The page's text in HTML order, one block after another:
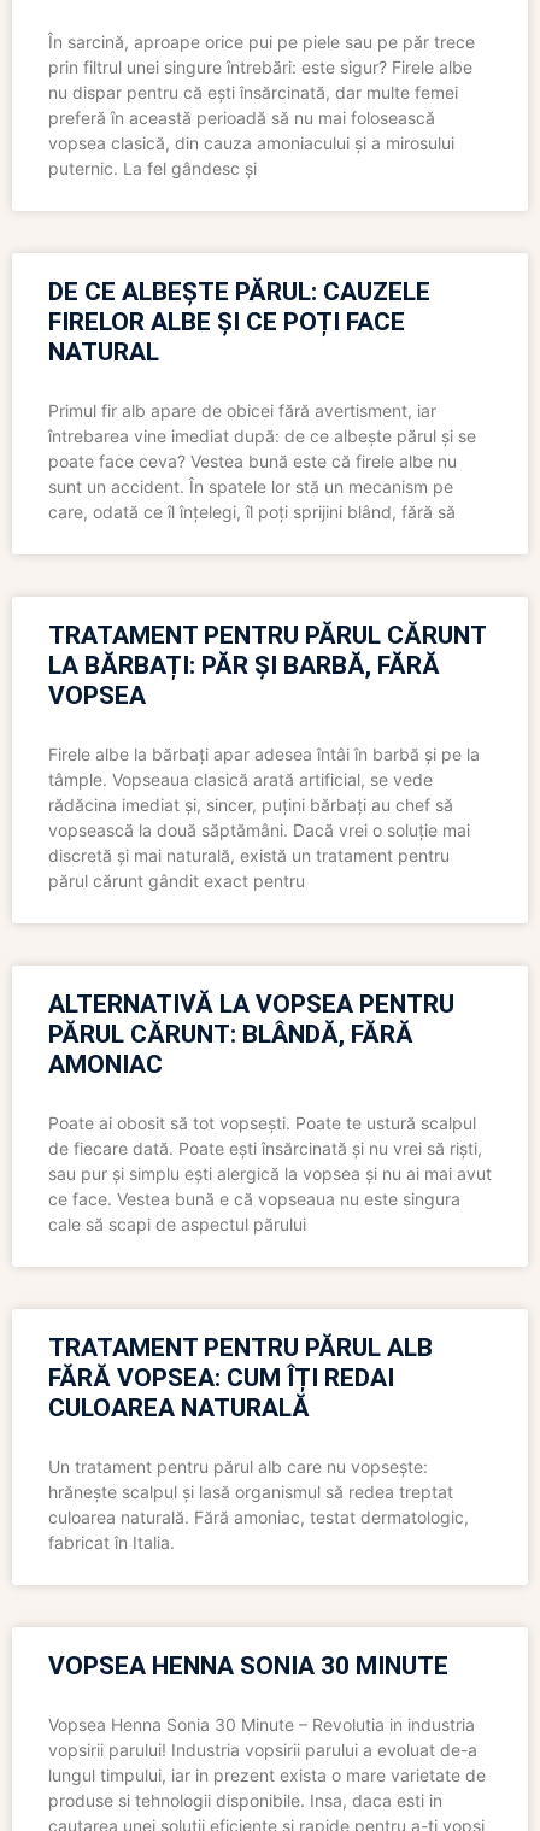
În sarcină, aproape orice pui pe piele sau pe păr trece
prin filtrul unei singure întrebări: este sigur? Firele albe
nu dispar pentru că ești însărcinată, dar multe femei
preferă în această perioadă să nu mai folosească
vopsea clasică, din cauza amoniacului și a mirosului
puternic. La fel gândesc și
DE CE ALBEȘTE PĂRUL: CAUZELE
FIRELOR ALBE ȘI CE POȚI FACE
NATURAL
Primul fir alb apare de obicei fără avertisment, iar
întrebarea vine imediat după: de ce albește părul și se
poate face ceva? Vestea bună este că firele albe nu
sunt un accident. În spatele lor stă un mecanism pe
care, odată ce îl înțelegi, îl poți sprijini blând, fără să
TRATAMENT PENTRU PĂRUL CĂRUNT
LA BĂRBAȚI: PĂR ȘI BARBĂ, FĂRĂ
VOPSEA
Firele albe la bărbați apar adesea întâi în barbă și pe la
tâmple. Vopseaua clasică arată artificial, se vede
rădăcina imediat și, sincer, puțini bărbați au chef să
vopsească la două săptămâni. Dacă vrei o soluție mai
discretă și mai naturală, există un tratament pentru
părul cărunt gândit exact pentru
ALTERNATIVĂ LA VOPSEA PENTRU
PĂRUL CĂRUNT: BLÂNDĂ, FĂRĂ
AMONIAC
Poate ai obosit să tot vopsești. Poate te ustură scalpul
de fiecare dată. Poate ești însărcinată și nu vrei să riști,
sau pur și simplu ești alergică la vopsea și nu ai mai avut
ce face. Vestea bună e că vopseaua nu este singura
cale să scapi de aspectul părului
TRATAMENT PENTRU PĂRUL ALB
FĂRĂ VOPSEA: CUM ÎȚI REDAI
CULOAREA NATURALĂ
Un tratament pentru părul alb care nu vopsește:
hrănește scalpul și lasă organismul să redea treptat
culoarea naturală. Fără amoniac, testat dermatologic,
fabricat în Italia.
VOPSEA HENNA SONIA 30 MINUTE
Vopsea Henna Sonia 30 Minute – Revolutia in industria
vopsirii parului! Industria vopsirii parului a evoluat de-a
lungul timpului, iar in prezent exista o mare varietate de
produse si tehnologii disponibile. Insa, daca esti in
cautarea unei solutii eficiente si rapide pentru a-ti vopsi